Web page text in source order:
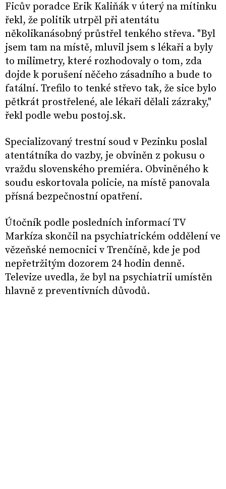
Ficův poradce Erik Kaliňák v úterý na mítinku
řekl, že politik utrpěl při atentátu
několikanásobný průstřel tenkého střeva. "Byl
jsem tam na místě, mluvil jsem s lékaři a byly
to milimetry, které rozhodovaly o tom, zda
dojde k porušení něčeho zásadního a bude to
fatální. Trefilo to tenké střevo tak, že sice bylo
pětkrát prostřelené, ale lékaři dělali zázraky,"
řekl podle webu postoj.sk.
Specializovaný trestní soud v Pezinku poslal
atentátníka do vazby, je obviněn z pokusu o
vraždu slovenského premiéra. Obviněného k
soudu eskortovala policie, na místě panovala
přísná bezpečnostní opatření.
Útočník podle posledních informací TV
Markíza skončil na psychiatrickém oddělení ve
vězeňské nemocnici v Trenčíně, kde je pod
nepřetržitým dozorem 24 hodin denně.
Televize uvedla, že byl na psychiatrii umístěn
hlavně z preventivních důvodů.